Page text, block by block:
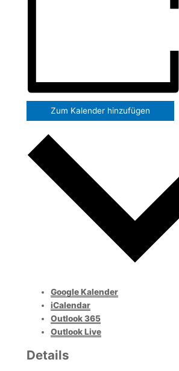
Zum Kalender hinzufügen
Google Kalender
iCalendar
Outlook 365
Outlook Live
Details